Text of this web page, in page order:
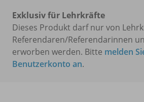
Exklusiv für Lehrkräfte
Dieses Produkt darf nur von
Referendaren/Referendarinnen
erworben werden. Bitte melden
Benutzerkonto an.